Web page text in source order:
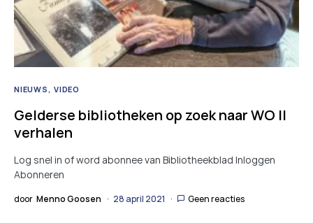
NIEUWS VIDEO
Gelderse bibliotheken op zoek naar WO II
verhalen
Log snel in of word abonnee van Bibliotheekblad Inloggen
Abonneren
door Menno Goosen 28 april 2021 Geen reacties